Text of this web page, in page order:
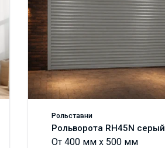
Рольставни
Рольворота RH45N серый
От 400 мм x 500 мм